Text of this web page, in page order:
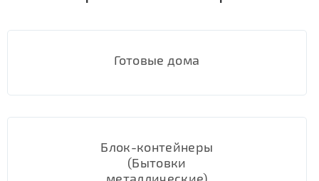
Готовые дома
Блок-контейнеры
(Бытовки